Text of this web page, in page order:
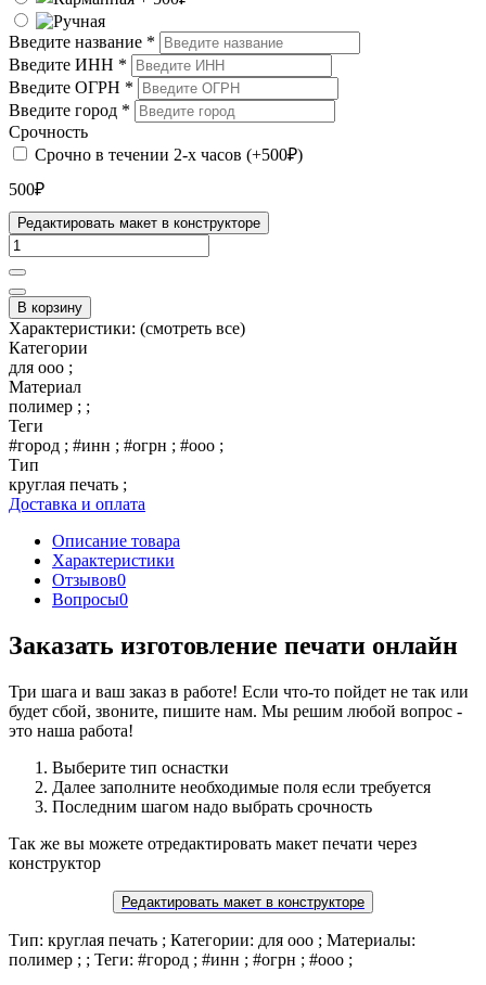
Введите название *
Введите ИНН *
Введите ОГРН *
Введите город *
Срочность
Срочно в течении 2-х часов (+500₽)
500₽
Редактировать макет в конструкторе
В корзину
Характеристики: (смотреть все)
Категории
для ооо ;
Материал
полимер ; ;
Теги
#город ; #инн ; #огрн ; #ооо ;
Тип
круглая печать ;
Доставка и оплата
Описание товара
Характеристики
Отзывов0
Вопросы0
Заказать изготовление печати онлайн
Три шага и ваш заказ в работе! Если что-то пойдет не так или
будет сбой, звоните, пишите нам. Мы решим любой вопрос -
это наша работа!
Выберите тип оснастки
Далее заполните необходимые поля если требуется
Последним шагом надо выбрать срочность
Так же вы можете отредактировать макет печати через
конструктор
Редактировать макет в конструкторе
Тип: круглая печать ; Категории: для ооо ; Материалы:
полимер ; ; Теги: #город ; #инн ; #огрн ; #ооо ;